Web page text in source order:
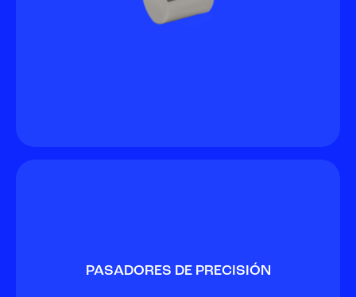
PASADORES DE PRECISIÓN